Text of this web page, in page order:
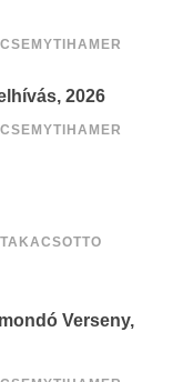
CSEMYTIHAMER
2026
CSEMYTIHAMER
TAKACSOTTO
Verseny,